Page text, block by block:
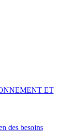
des besoins
ET